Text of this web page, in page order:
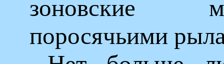
зоновские
поросячьими